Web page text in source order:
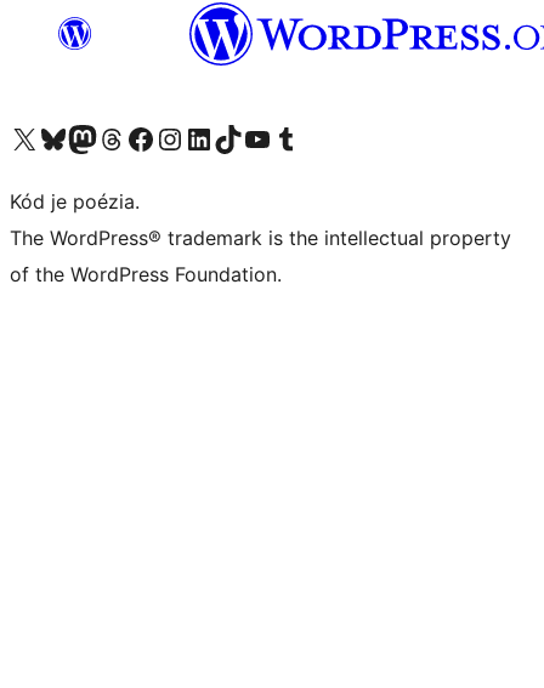
Navštívte náš účet na X (predtým Twitter)
Navštívte náš účet na platforme Bluesky
Navštívte náš účet na Mastodone
Navštívte náš účet na platforme Threads
Navštívte našu stránku na Facebooku
Navštívte náš účet Instagram
Navštívte náš účet LinkedIn
Navštívte náš účet na platforme TikTok
Navštívte náš kanál YouTube
Navštívte náš účet na platforme Tumblr
Kód je poézia.
The WordPress® trademark is the intellectual property
of the WordPress Foundation.